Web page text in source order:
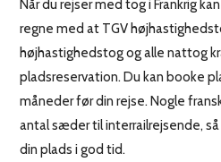
Når du rejser med tog i Frankrig
regne med at TGV
højhastighedstog og alle nattog
pladsreservation. Du kan booke
måneder før din rejse. Nogle
antal sæder til interrailrejsende,
din plads i god tid.